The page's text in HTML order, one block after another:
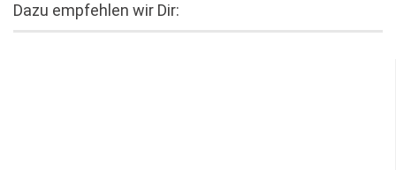
Dazu empfehlen wir Dir: